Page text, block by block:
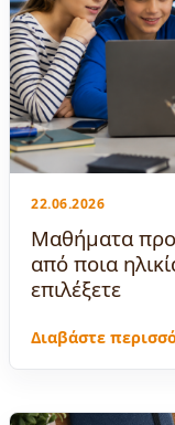
22.06.2026
Μαθήματα
από ποια
επιλέξετε
Διαβάστε